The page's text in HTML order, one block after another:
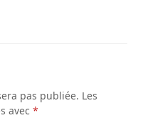
pas publiée. Les
avec*